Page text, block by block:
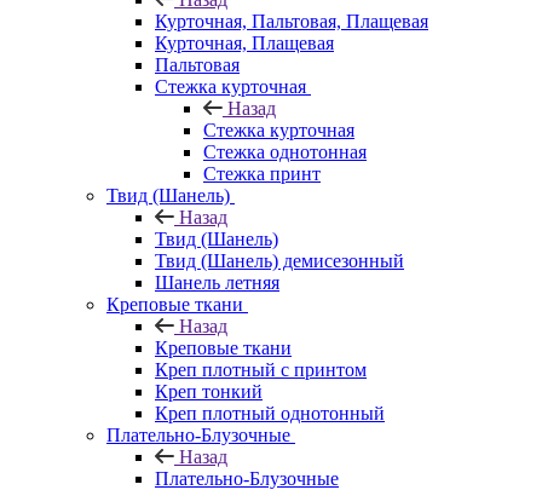
Курточная, Пальтовая, Плащевая
Курточная, Плащевая
Пальтовая
Стежка курточная
Назад
Стежка курточная
Стежка однотонная
Стежка принт
Твид (Шанель)
Назад
Твид (Шанель)
Твид (Шанель) демисезонный
Шанель летняя
Креповые ткани
Назад
Креповые ткани
Креп плотный с принтом
Креп тонкий
Креп плотный однотонный
Плательно-Блузочные
Назад
Плательно-Блузочные